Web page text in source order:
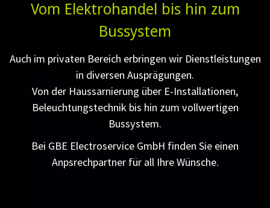
Vom Elektrohandel bis hin zum
Bussystem
Auch im privaten Bereich erbringen wir Dienstleistungen
in diversen Ausprägungen.
Von der Haussarnierung über E-Installationen,
Beleuchtungstechnik bis hin zum vollwertigen
Bussystem.
Bei GBE Electroservice GmbH finden Sie einen
Anpsrechpartner für all Ihre Wünsche.